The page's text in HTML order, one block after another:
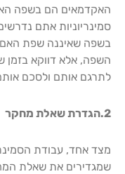
האקדמאים הם בשפה
סמינריוניות אתם
בשפה שאיננה שפת
השפה, אלא דווקא
לתרגם אותם ולסכם
2.הגדרת שאלת מחקר
מצד אחד, עבודת
שמגדירים את שאלת